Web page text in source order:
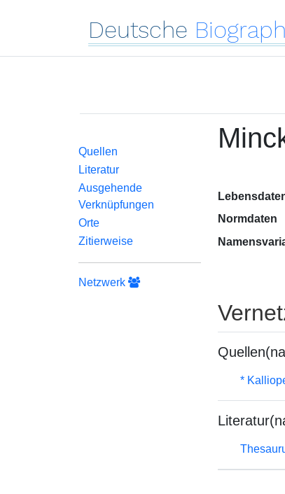
Deutsche
Quellen
Literatur
Ausgehende
Verknüpfungen
Orte
Zitierweise
Netzwerk
Normdaten
*